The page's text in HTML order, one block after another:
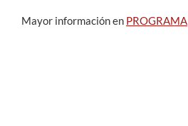
Mayor información en PROGRAMA